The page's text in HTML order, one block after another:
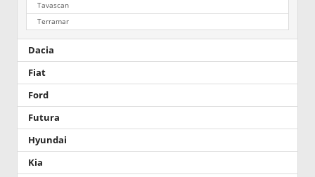
Tavascan
Terramar
Dacia
Fiat
Ford
Futura
Hyundai
Kia